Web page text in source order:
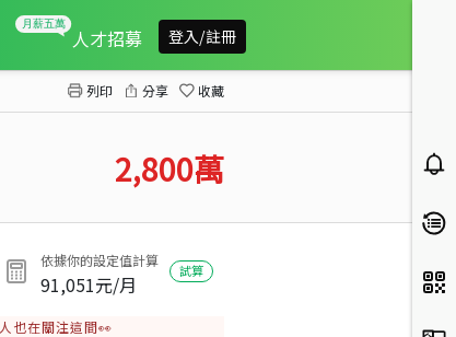
人才招募 登入/註冊
列印 分享 收藏
2,800萬
依據你的設定值計算
91,051元/月
試算
人也在關注這間👀